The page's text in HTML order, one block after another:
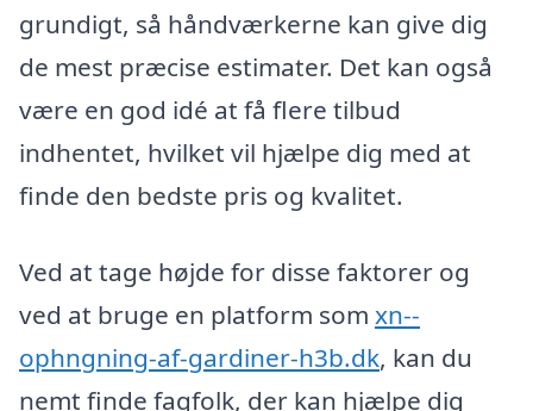
grundigt, så håndværkerne kan give dig
de mest præcise estimater. Det kan også
være en god idé at få flere tilbud
indhentet, hvilket vil hjælpe dig med at
finde den bedste pris og kvalitet.
Ved at tage højde for disse faktorer og
ved at bruge en platform som xn--
ophngning-af-gardiner-h3b.dk, kan du
nemt finde fagfolk, der kan hjælpe dig